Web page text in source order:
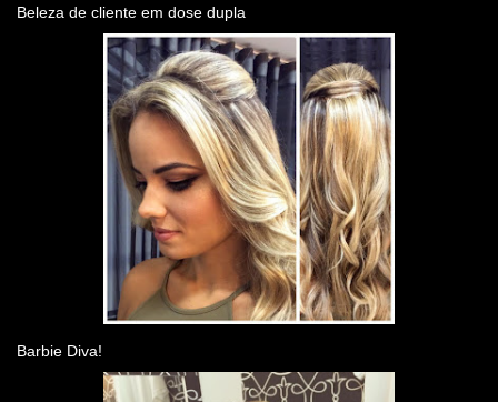
Beleza de cliente em dose dupla
Barbie Diva!